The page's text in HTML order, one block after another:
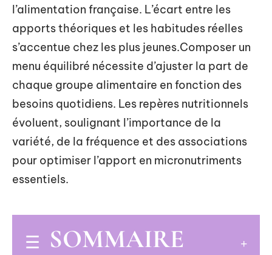
l’alimentation française. L’écart entre les
apports théoriques et les habitudes réelles
s’accentue chez les plus jeunes.Composer un
menu équilibré nécessite d’ajuster la part de
chaque groupe alimentaire en fonction des
besoins quotidiens. Les repères nutritionnels
évoluent, soulignant l’importance de la
variété, de la fréquence et des associations
pour optimiser l’apport en micronutriments
essentiels.
SOMMAIRE